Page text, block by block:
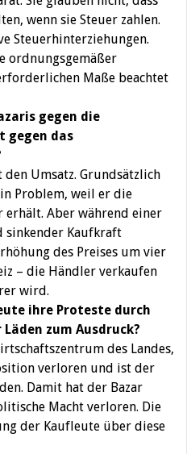
wenn sie Steuer zahlen.
Steuerhinterziehungen.
ordnungsgemäßer
Maße beachtet
gegen die
gegen das
Umsatz. Grundsätzlich
Problem, weil er die
erhält. Aber während einer
sinkender Kaufkraft
des Preises um vier
– die Händler verkaufen
wird.
ihre Proteste durch
zum Ausdruck?
des Landes,
verloren und ist der
Damit hat der Bazar
Macht verloren. Die
der Kaufleute über diese